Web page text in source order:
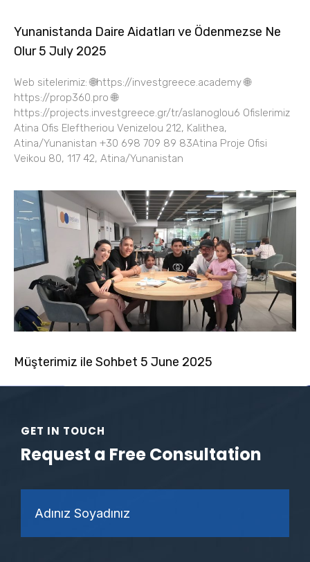
Yunanistanda Daire Aidatları ve Ödenmezse Ne
Olur 5 July 2025
Web sitelerimiz: 🌐https://investgreece.academy 🌐
https://prop360.pro 🌐
https://projects.investgreece.gr/tr/aslanoglou6 Ofislerimiz
Atina Ofis Eleftheriou Venizelou 212, Kalithea,
Atina/Yunanistan +30 698 709 89 83Atina Proje Ofisi
Veikou 80, 117 42, Atina/Yunanistan
Müşterimiz ile Sohbet 5 June 2025
GET IN TOUCH
Request a Free Consultation